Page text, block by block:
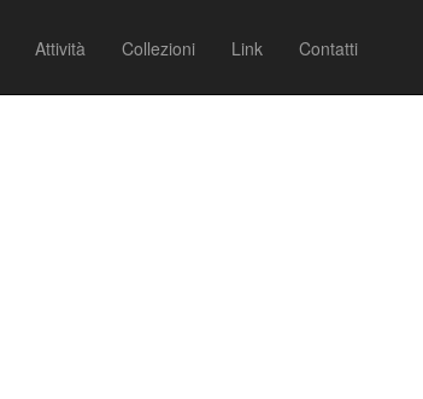
Attività Collezioni Link Contatti